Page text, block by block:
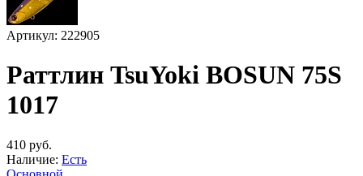
Артикул: 222905
Раттлин TsuYoki BOSUN 75S
1017
410 руб.
Наличие: Есть